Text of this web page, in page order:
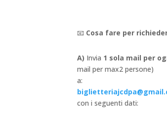
📧 Cosa fare per
A) Invia 1 sola mail per
mail per max2 persone)
a:
con i seguenti dati: